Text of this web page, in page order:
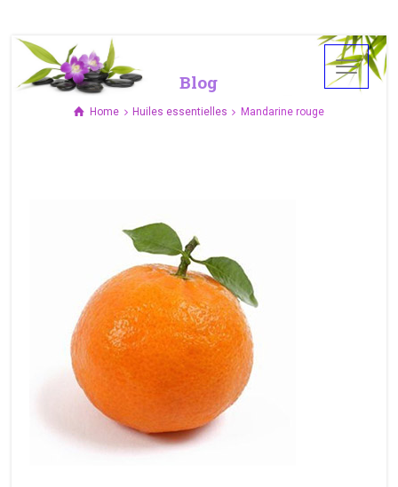
Blog
Home Huiles essentielles Mandarine rouge